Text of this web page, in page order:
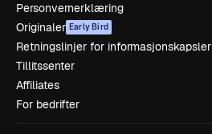
Personvernerklæring
Originaler Early Bird
Retningslinjer for informasjonskapsler
Tillitssenter
Affiliates
For bedrifter